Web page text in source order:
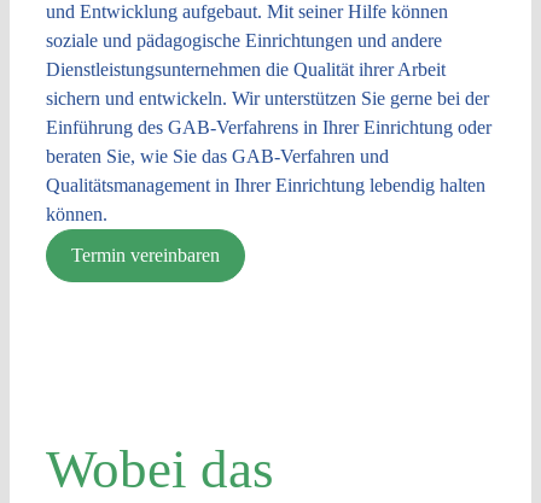
und Entwicklung aufgebaut. Mit seiner Hilfe können
soziale und pädagogische Einrichtungen und andere
Dienstleistungsunternehmen die Qualität ihrer Arbeit
sichern und entwickeln. Wir unterstützen Sie gerne bei der
Einführung des GAB-Verfahrens in Ihrer Einrichtung oder
beraten Sie, wie Sie das GAB-Verfahren und
Qualitätsmanagement in Ihrer Einrichtung lebendig halten
können.
Termin vereinbaren
Wobei das